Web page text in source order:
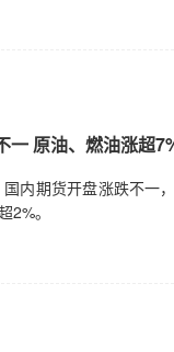
一 原油、燃油涨超
内期货开盘涨跌不一
2%。